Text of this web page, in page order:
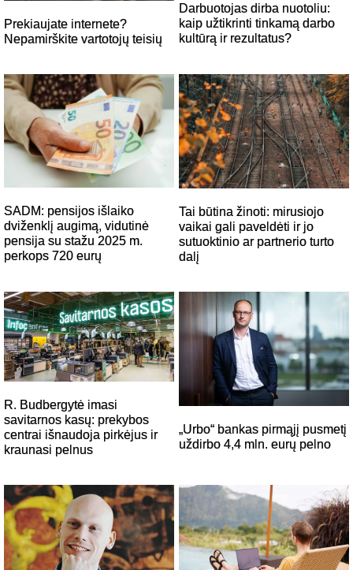
Prekiaujate internete?
Nepamirškite vartotojų teisių
Darbuotojas dirba nuotoliu:
kaip užtikrinti tinkamą darbo
kultūrą ir rezultatus?
SADM: pensijos išlaiko
dviženklį augimą, vidutinė
pensija su stažu 2025 m.
perkops 720 eurų
Tai būtina žinoti: mirusiojo
vaikai gali paveldėti ir jo
sutuoktinio ar partnerio turto
dalį
R. Budbergytė imasi
savitarnos kasų: prekybos
centrai išnaudoja pirkėjus ir
kraunasi pelnus
„Urbo“ bankas pirmąjį pusmetį
uždirbo 4,4 mln. eurų pelno